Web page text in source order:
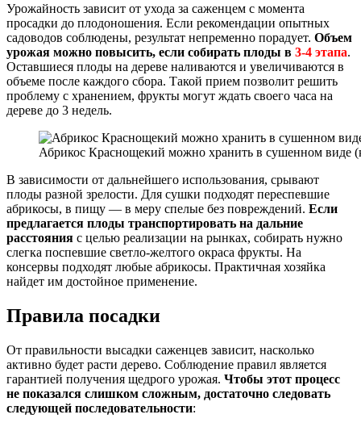
Урожайность зависит от ухода за саженцем с момента
просадки до плодоношения. Если рекомендации опытных
садоводов соблюдены, результат непременно порадует. Объем
урожая можно повысить, если собирать плоды в 3-4 этапа.
Оставшиеся плоды на дереве наливаются и увеличиваются в
объеме после каждого сбора. Такой прием позволит решить
проблему с хранением, фрукты могут ждать своего часа на
дереве до 3 недель.
Абрикос Краснощекий можно хранить в сушенном виде
В зависимости от дальнейшего использования, срывают
плоды разной зрелости. Для сушки подходят переспевшие
абрикосы, в пищу — в меру спелые без повреждений. Если
предлагается плоды транспортировать на дальние
расстояния с целью реализации на рынках, собирать нужно
слегка поспевшие светло-желтого окраса фрукты. На
консервы подходят любые абрикосы. Практичная хозяйка
найдет им достойное применение.
Правила посадки
От правильности высадки саженцев зависит, насколько
активно будет расти дерево. Соблюдение правил является
гарантией получения щедрого урожая. Чтобы этот процесс
не показался слишком сложным, достаточно следовать
следующей последовательности: